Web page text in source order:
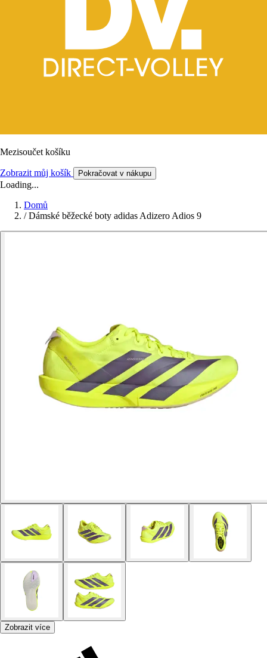
Mezisoučet košíku
Zobrazit můj košík Pokračovat v nákupu
Loading...
Domů
/ Dámské běžecké boty adidas Adizero Adios 9
Zobrazit více